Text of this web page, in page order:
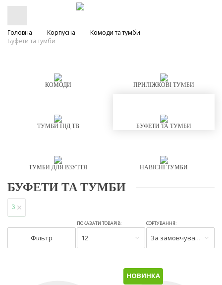
Головна Корпусна
Комоди та тумби
Буфети та тумби
КОМОДИ ПРИЛІЖКОВІ ТУМБИ
ТУМБИ ПІД ТВ БУФЕТИ ТА ТУМБИ
ТУМБИ ДЛЯ ВЗУТТЯ НАВІСНІ ТУМБИ
БУФЕТИ ТА ТУМБИ
3
Фільтр
ПОКАЗАТИ ТОВАРІВ:
12
СОРТУВАННЯ:
За замовчуванням
НОВИНКА